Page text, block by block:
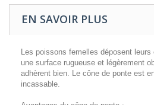
EN SAVOIR PLUS
Les poissons femelles déposent
une surface rugueuse et légèrement
adhèrent bien. Le cône de ponte est
incassable.